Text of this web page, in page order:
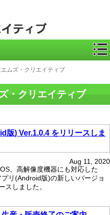
ムズ・クリエイティブ
・クリエイティブ
) Ver.1.0.4 をリリースしま
Aug 11, 2020
、高解像度機器にも対応した
リ(Android版)の新しいバージョ
スしました。